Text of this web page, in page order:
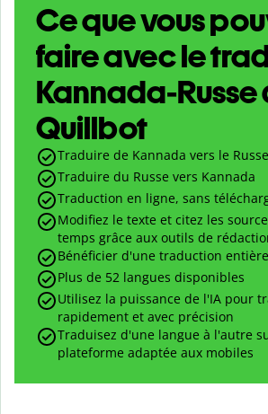
Ce que vous
faire avec le
Kannada-Russe
Quillbot
Traduire de Kannada vers le Russe
Traduire du Russe vers Kannada
Traduction en ligne, sans
Modifiez le texte et citez les
temps grâce aux outils de
Bénéficier d'une traduction
Plus de 52 langues disponibles
Utilisez la puissance de l'IA pour
rapidement et avec précision
Traduisez d'une langue à l'autre
plateforme adaptée aux mobiles